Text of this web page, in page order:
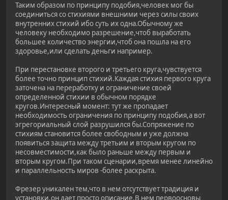
Таким образом по принципу подобия,человек мог бы
соединиться со стихиями внешними через силы своих
внутренних стихий ибо суть их одна.Обычному же
человеку необходимо разрешение,чтоб выработать
большее количество энергии,чтоб она пошла на его
здоровье,или сделать деньги например.
При перестановке второго и третьего круга,чувствуется
более точно принцип стихий.Каждая стихия первого круга
заточена на переработку и ограничение своей
определенной стихии в обычном порядке
кругов.Интересный момент: тут же пропадает
необходимость ограничения по принципу подобия,а вот
эгрегориальный слой разрушился бы.Сопряжение по
стихиям становится более свободным и уже должна
появиться защита между третьим и вторым кругом по
несовместимости,как было раньше между первым и
вторым кругом.При таком сценарии,время менее линейно
и параллельность миров -более раскрыта.
Фрезер уникален тем,что в нем отсутствует традиция и
установки,он дает просто описание.В нем первоосновы